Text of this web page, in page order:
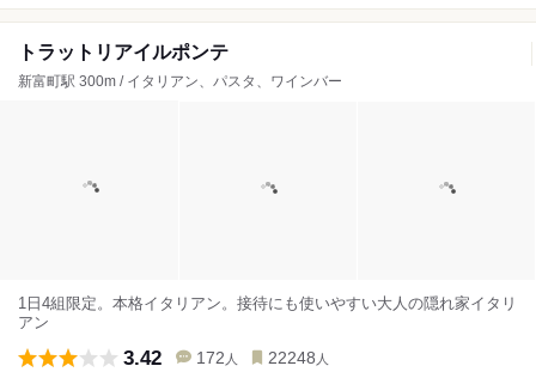
トラットリアイルポンテ
新富町駅 300m / イタリアン、パスタ、ワインバー
1日4組限定。本格イタリアン。接待にも使いやすい大人の隠れ家イタリ
アン
3.42 172 人 22248 人